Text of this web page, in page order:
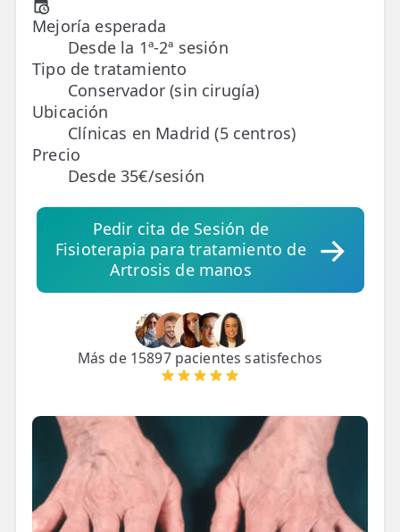
🧠 Fisioterapia Neurológica
🧍 Fisioterapia Vestibular
🫁 Fisioterapia Respiratoria
👶 Fisioterapia Pediátrica
TRATAMIENTOS
✅ Ondas de Choque
✅ EPTE - EPI
✨ Fisioestética
✨ Radiofrecuencia INDIBA
✨ Drenaje Linfático Manual
✨ Presoterapia
✨ Cicatrices y Estrías
Mejoría esperada
Desde la 1ª-2ª sesión
Tipo de tratamiento
Conservador (sin cirugía)
Ubicación
Clínicas en Madrid (5 centros)
Precio
Desde 35€/sesión
Pedir cita de Sesión de
Fisioterapia para tratamiento de
Artrosis de manos
Más de 15897 pacientes satisfechos